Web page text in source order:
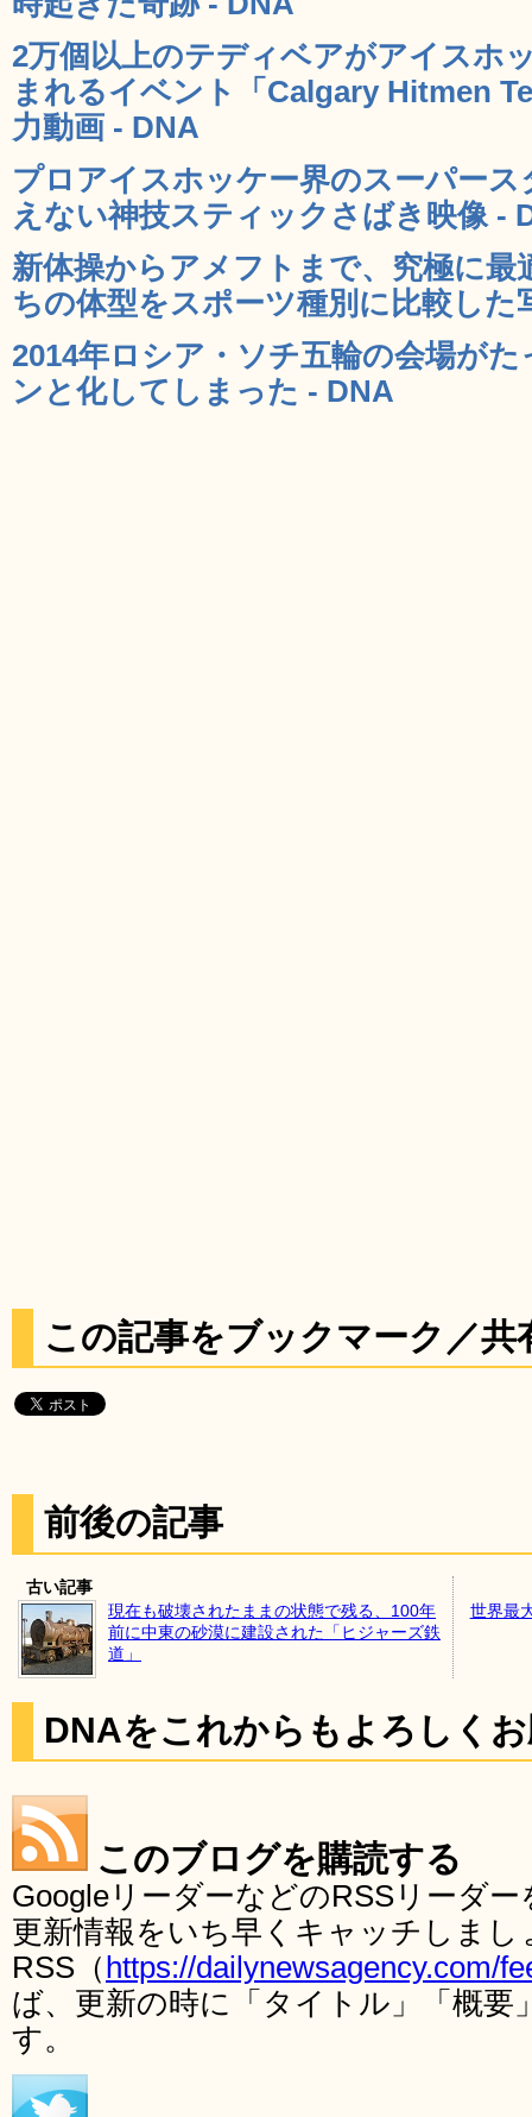
2万個以上のテディベアがアイスホ
まれるイベント「Calgary Hitmen
力動画 - DNA
プロアイスホッケー界のスーパー
えない神技スティックさばき映像 -
新体操からアメフトまで、究極に
ちの体型をスポーツ種別に比較した
2014年ロシア・ソチ五輪の会場が
ンと化してしまった - DNA
この記事をブックマーク／共
前後の記事
古い記事
現在も破壊されたままの状態で残る、100年
前に中東の砂漠に建設された「ヒジャーズ鉄
道」
世界最
DNAをこれからもよろしく
このブログを購読する
GoogleリーダーなどのRSSリーダ
更新情報をいち早くキャッチしま
RSS（ https://dailynewsagency.com/
ば、更新の時に「タイトル」「概要
す。